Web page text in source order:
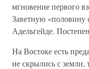
мгновение первого
Заветную «половину
Адельгейде.
На Востоке есть
не скрылись с земли,